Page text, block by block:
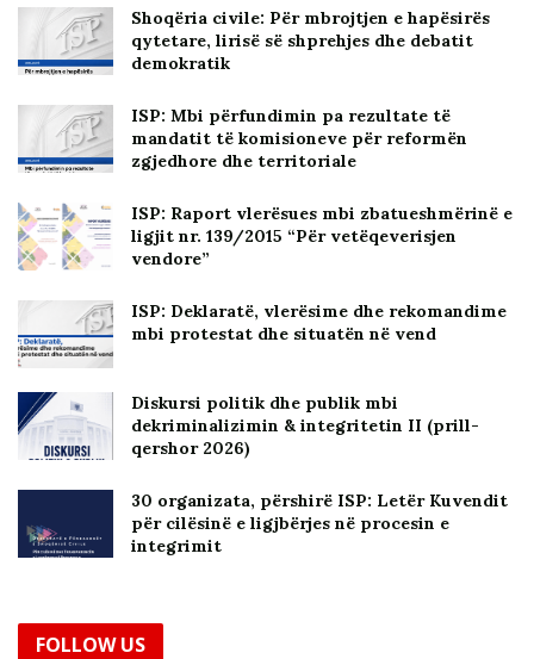
Shoqëria civile: Për mbrojtjen e hapësirës
qytetare, lirisë së shprehjes dhe debatit
demokratik
ISP: Mbi përfundimin pa rezultate të
mandatit të komisioneve për reformën
zgjedhore dhe territoriale
ISP: Raport vlerësues mbi zbatueshmërinë e
ligjit nr. 139/2015 “Për vetëqeverisjen
vendore”
ISP: Deklaratë, vlerësime dhe rekomandime
mbi protestat dhe situatën në vend
Diskursi politik dhe publik mbi
dekriminalizimin & integritetin II (prill-
qershor 2026)
30 organizata, përshirë ISP: Letër Kuvendit
për cilësinë e ligjbërjes në procesin e
integrimit
FOLLOW US